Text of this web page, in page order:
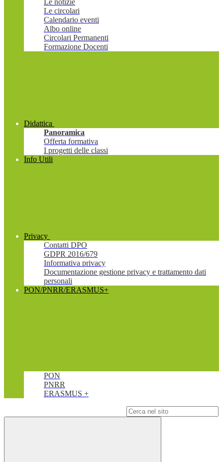
Le notizie
Le circolari
Calendario eventi
Albo online
Circolari Permanenti
Formazione Docenti
Didattica
Panoramica
Offerta formativa
I progetti delle classi
Info Utili
Privacy
Contatti DPO
GDPR 2016/679
Informativa privacy
Documentazione gestione privacy e trattamento dati
personali
PON/PNRR/ERASMUS+
PON
PNRR
ERASMUS +